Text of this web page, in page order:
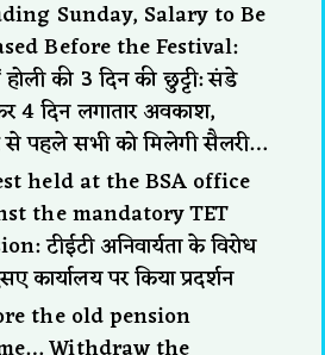
Sunday, Salary to Be
Before the Festival:
की 3 दिन की छुट्टी: संडे
4 दिन लगातार अवकाश,
से पहले सभी को मिलेगी सैलरी…
held at the BSA office
the mandatory TET
टीईटी अनिवार्यता के विरोध
कार्यालय पर किया प्रदर्शन
the old pension